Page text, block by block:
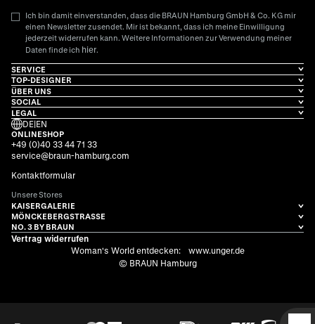
Ich bin damit einverstanden, dass die BRAUN Hamburg GmbH & Co. KG mir
einen Newsletter zusendet. Mir ist bekannt, dass ich meine Einwilligung
jederzeit widerrufen kann. Weitere Informationen zur Verwendung meiner
Daten finde ich hier.
SERVICE
TOP-DESIGNER
ÜBER UNS
SOCIAL
LEGAL
DE|EN
ONLINESHOP
+49 (0)40 33 44 71 33
service@braun-hamburg.com
Kontaktformular
Unsere Stores
KAISERGALERIE
MÖNCKEBERGSTRASSE
NO. 3 BY BRAUN
Vertrag widerrufen
Woman's World entdecken:
www.unger.de
© BRAUN Hamburg